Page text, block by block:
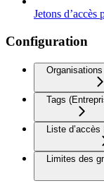
Jetons d’accès
Configuration
Tags
Liste
Limites des